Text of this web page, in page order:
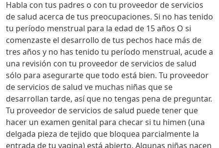
Habla con tus padres o con tu proveedor de servicios
de salud acerca de tus preocupaciones. Si no has tenido
tu período menstrual para la edad de 15 años O si
comenzaste el desarrollo de tus pechos hace más de
tres años y no has tenido tu período menstrual, acude a
una revisión con tu proveedor de servicios de salud
sólo para asegurarte que todo está bien. Tu proveedor
de servicios de salud ve muchas niñas que se
desarrollan tarde, así que no tengas pena de preguntar.
Tu proveedor de servicios de salud puede tener que
hacer un examen genital para checar si tu himen (una
delgada pieza de tejido que bloquea parcialmente la
entrada de tu vagina) está abierto. Algunas niñas nacen